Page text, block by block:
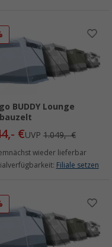
BUDDY Lounge
€UVP 1.049,- €
wieder lieferbar
Filiale setzen